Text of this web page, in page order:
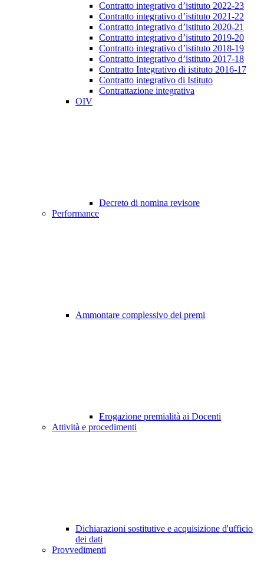
Contratto integrativo d’istituto 2022-23
Contratto integrativo d’istituto 2021-22
Contratto integrativo d’istituto 2020-21
Contratto integrativo d’istituto 2019-20
Contratto integrativo d’istituto 2018-19
Contratto integrativo d’istituto 2017-18
Contratto Integrativo di istituto 2016-17
Contratto integrativo di Istituto
Contrattazione integrativa
OIV
Decreto di nomina revisore
Performance
Ammontare complessivo dei premi
Erogazione premialità ai Docenti
Attività e procedimenti
Dichiarazioni sostitutive e acquisizione d'ufficio
dei dati
Provvedimenti